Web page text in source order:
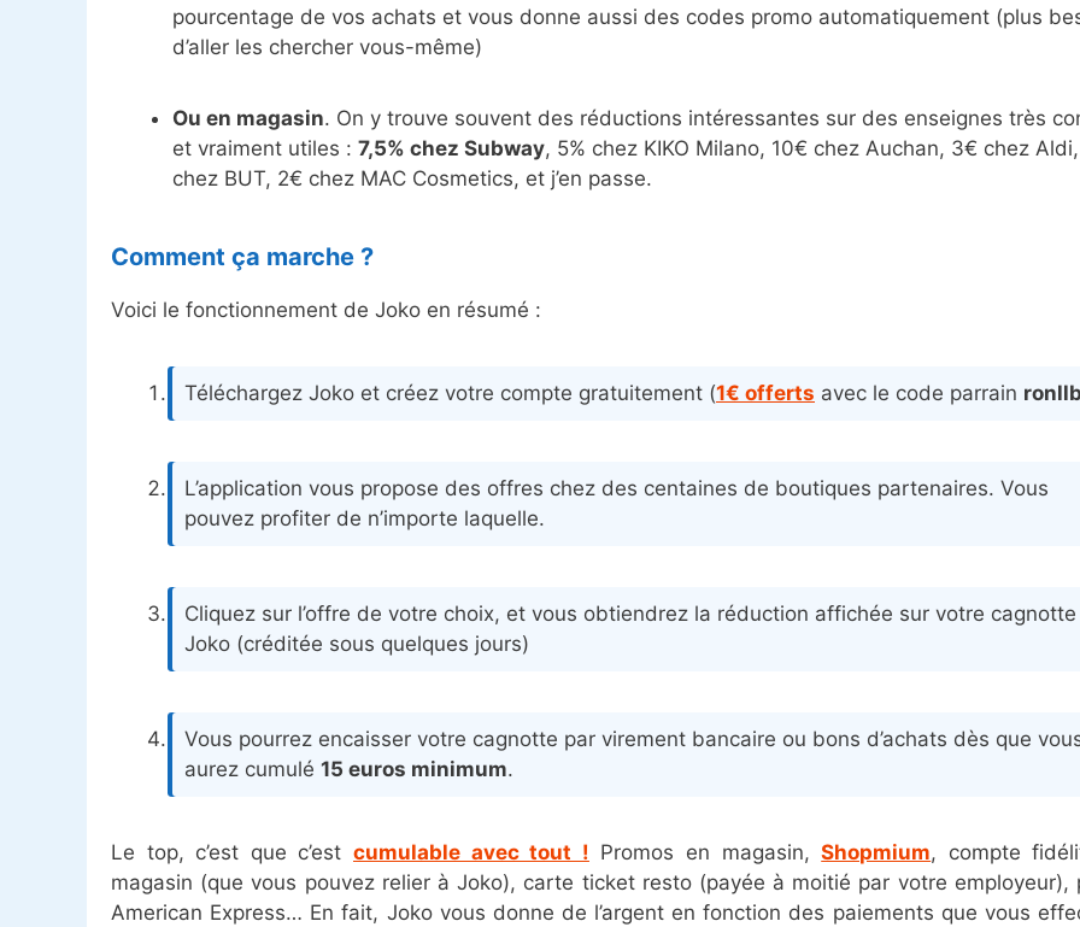
pourcentage de vos achats et vous donne aussi des codes promo automatiquement (plus
d’aller les chercher vous-même)
Ou en magasin. On y trouve souvent des réductions intéressantes sur des enseignes très
et vraiment utiles : 7,5% chez Subway, 5% chez KIKO Milano, 10€ chez Auchan, 3€ chez
chez BUT, 2€ chez MAC Cosmetics, et j’en passe.
Comment ça marche ?
Voici le fonctionnement de Joko en résumé :
Téléchargez Joko et créez votre compte gratuitement (1€ offerts avec le code parrain ronllb
L’application vous propose des offres chez des centaines de boutiques partenaires. Vous
pouvez profiter de n’importe laquelle.
Cliquez sur l’offre de votre choix, et vous obtiendrez la réduction affichée sur votre cagnotte
Joko (créditée sous quelques jours)
Vous pourrez encaisser votre cagnotte par virement bancaire ou bons d’achats dès que
aurez cumulé 15 euros minimum.
Le top, c’est que c’est cumulable avec tout ! Promos en magasin,Shopmium, compte
magasin (que vous pouvez relier à Joko), carte ticket resto (payée à moitié par votre employeur),
American Express… En fait, Joko vous donne de l’argent en fonction des paiements que vous